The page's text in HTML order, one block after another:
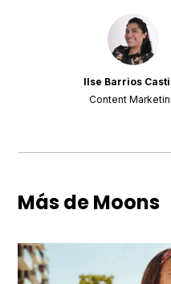
Ilse Barrios
Content
Más de Moons